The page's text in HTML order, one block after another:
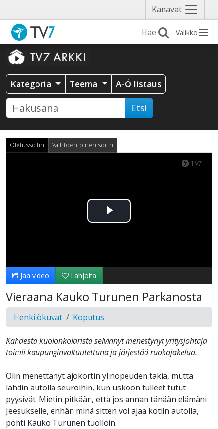
Kanavat Näytä
valikko
Valikko
Kategoria Teema A-Ö listaus
Etsi
Oletussoitin Vaihtoehtoinen soitin
Toista
Jaa video Lahjoita
Vieraana Kauko Turunen Parkanosta
Henkilökuvat Koputus
Kahdesta kuolonkolarista selvinnyt menestynyt yritysjohtaja
toimii kaupunginvaltuutettuna ja järjestää ruokajakelua.
Olin menettänyt ajokortin ylinopeuden takia, mutta
lähdin autolla seuroihin, kun uskoon tulleet tutut
pyysivät. Mietin pitkään, että jos annan tänään elämäni
Jeesukselle, enhän minä sitten voi ajaa kotiin autolla,
pohti Kauko Turunen tuolloin.